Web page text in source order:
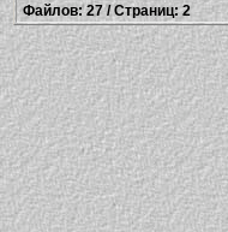
Файлов: 27 / Страниц: 2